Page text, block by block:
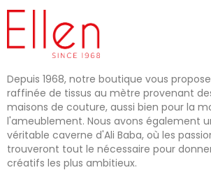
Depuis 1968, notre boutique vous
raffinée de tissus au mètre provenant
maisons de couture, aussi bien pour la
l'ameublement. Nous avons également
véritable caverne d'Ali Baba, où les
trouveront tout le nécessaire pour
créatifs les plus ambitieux.